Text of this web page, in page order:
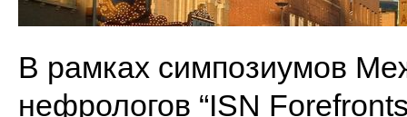
В рамках симпозиумов
нефрологов “ISN